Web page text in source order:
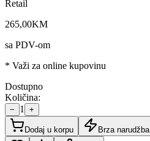
Retail
265,00KM
sa PDV-om
* Važi za online kupovinu
Dostupno
Količina:
− 1 +
Dodaj u korpu Brza narudžba